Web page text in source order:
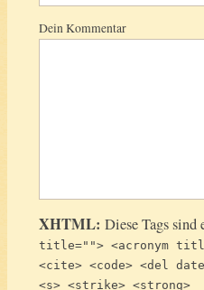
Dein Kommentar
XHTML: Diese Tags
title=""> <acronym
<cite> <code> <del
<s> <strike> <strong>